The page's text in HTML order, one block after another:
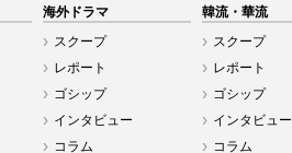
海外ドラマ
スクープ
レポート
ゴシップ
インタビュー
コラム
韓流・華流
スクープ
レポート
ゴシップ
インタビュー
コラム